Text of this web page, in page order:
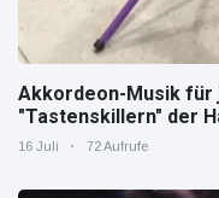
Akkordeon-Musik für
"Tastenskillern" der
zeigt, wie "jung" das
16 Juli 72 Aufrufe